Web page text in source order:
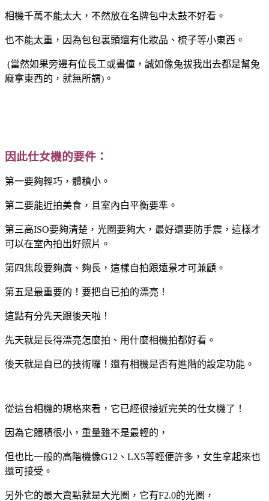
相機千萬不能太大，不然放在名牌包中太鼓不好看。
也不能太重，因為包包裏頭還有化妝品、梳子等小東西。
(當然如果旁邊有位長工或書僮，誠如像兔拔我出去都是幫兔
麻拿東西的，就無所謂) 。
因此仕女機的要件：
第一要夠輕巧，體積小。
第二要能近拍美食，且室內白平衡要準。
第三高ISO要夠清楚，光圈要夠大，最好還要防手震，這樣才
可以在室內拍出好照片。
第四焦段要夠廣、夠長，這樣自拍跟遠景才可兼顧。
第五是最重要的！要把自已拍的漂亮！
這點有分先天跟後天啦！
先天就是長得漂亮怎麼拍、用什麼相機拍都好看。
後天就是自已的技術囉！還有相機是否有進階的設定功能。
從這台相機的規格來看，它已經很接近完美的仕女機了！
因為它體積很小，重量雖不是最輕的，
但也比一般的高階機像G12 、 LX5等輕便許多，女生拿起來也
還可接受。
另外它的最大賣點就是大光圈，它有F2.0的光圈，